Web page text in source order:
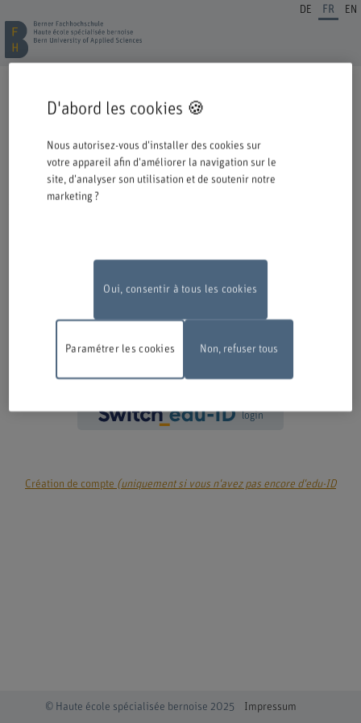
DE FR EN
Cordiale bienvenue à la BFH. Vous avez opté pour une formation ou un
Veuillez prendre connaissance des informations ci-dessous concernant le
processus d'inscription.
Authentification avec Switch edu-ID
Travaux de maintenance En raison de travaux de maintenance, le
2026, entre 18 h et 22 h. Nous vous remercions de votre compréhension
login
Création de compte (uniquement si vous n'avez pas encore d'edu-ID
© Haute école spécialisée bernoise 2025 Impressum
D'abord les cookies 🍪
Nous autorisez-vous d'installer des cookies sur
votre appareil afin d'améliorer la navigation sur le
site, d'analyser son utilisation et de soutenir notre
marketing ?
Oui, consentir à tous les cookies
Paramétrer les cookies Non, refuser tous